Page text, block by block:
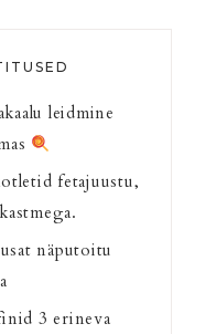
leidmine
fetajuustu,
näputoitu
3 erineva